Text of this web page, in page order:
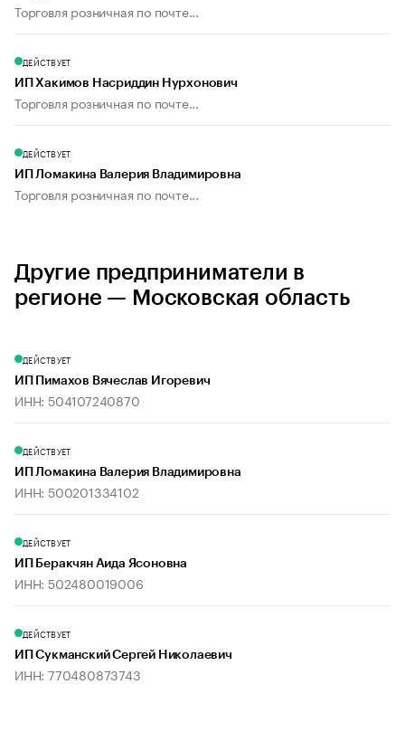
Торговля розничная по почте...
ДЕЙСТВУЕТ
ИП Хакимов Насриддин Нурхонович
Торговля розничная по почте...
ДЕЙСТВУЕТ
ИП Ломакина Валерия Владимировна
Торговля розничная по почте...
Другие предприниматели в
регионе — Московская область
ДЕЙСТВУЕТ
ИП Пимахов Вячеслав Игоревич
ИНН: 504107240870
ДЕЙСТВУЕТ
ИП Ломакина Валерия Владимировна
ИНН: 500201334102
ДЕЙСТВУЕТ
ИП Беракчян Аида Ясоновна
ИНН: 502480019006
ДЕЙСТВУЕТ
ИП Сукманский Сергей Николаевич
ИНН: 770480873743